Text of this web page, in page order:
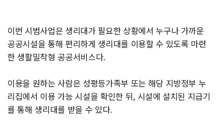
이번 시범사업은 생리대가 필요한 상황에서 누구나 가까운
공공시설을 통해 편리하게 생리대를 이용할 수 있도록 마련
한 생활밀착형 공공서비스다.
이용을 원하는 사람은 성평등가족부 또는 해당 지방정부 누
리집에서 이용 가능 시설을 확인한 뒤, 시설에 설치된 지급기
를 통해 생리대를 받을 수 있다.